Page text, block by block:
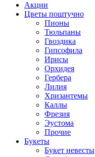
Акции
Цветы поштучно
Пионы
Тюльпаны
Гвоздика
Гипсофила
Ирисы
Орхидея
Гербера
Лилия
Хризантемы
Каллы
Фрезия
Эустома
Прочие
Букеты
Букет невесты